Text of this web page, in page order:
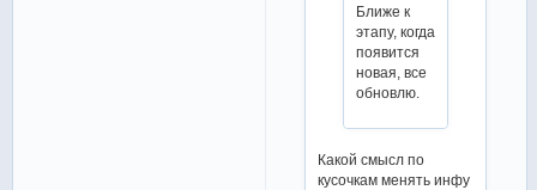
Ближе к
этапу, когда
появится
новая, все
обновлю.
Какой смысл по
кусочкам менять инфу